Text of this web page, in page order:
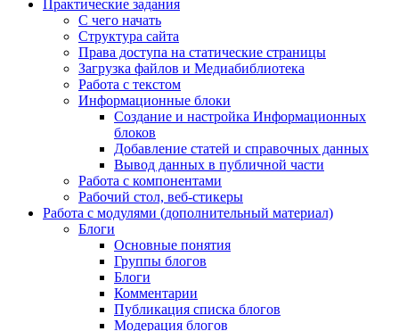
Практические задания
С чего начать
Структура сайта
Права доступа на статические страницы
Загрузка файлов и Медиабиблиотека
Работа с текстом
Информационные блоки
Создание и настройка Информационных
блоков
Добавление статей и справочных данных
Вывод данных в публичной части
Работа с компонентами
Рабочий стол, веб-стикеры
Работа с модулями (дополнительный материал)
Блоги
Основные понятия
Группы блогов
Блоги
Комментарии
Публикация списка блогов
Модерация блогов